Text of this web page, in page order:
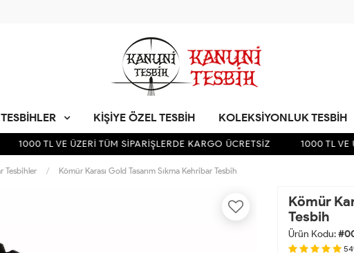
KIŞIYE ÖZEL TESBIH KOLEKSIYONLUK TESBIH
1000 TL VE ÜZERİ TÜM SİPARİŞLERDE KARGO ÜCRETSİZ 1000 TL VE
Tesbihler Kömür Karası Gold Tasarım Sıkma Kehribar Tesbih
Kömür
Tesbih
Ürün Kodu: